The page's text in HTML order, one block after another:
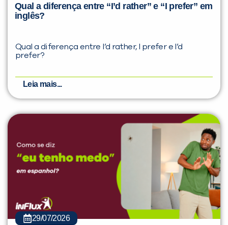
Qual a diferença entre “I’d rather” e “I prefer” em
inglês?
Qual a diferença entre I’d rather, I prefer e I’d
prefer?
Leia mais...
29/07/2026